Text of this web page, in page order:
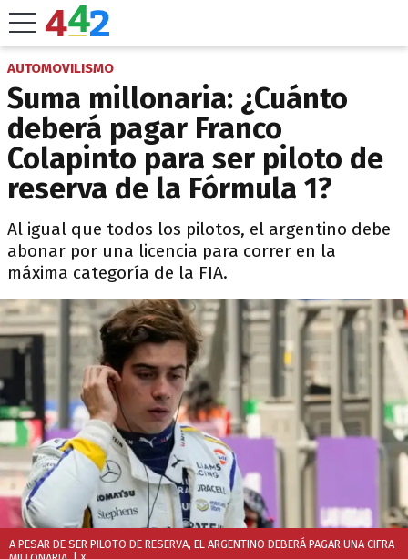
AUTOMOVILISMO
Suma millonaria: ¿Cuánto
deberá pagar Franco
Colapinto para ser piloto de
reserva de la Fórmula 1?
Al igual que todos los pilotos, el argentino debe
abonar por una licencia para correr en la
máxima categoría de la FIA.
A PESAR DE SER PILOTO DE RESERVA, EL ARGENTINO DEBERÁ PAGAR UNA CIFRA